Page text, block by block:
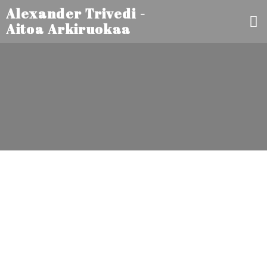
Alexander Trivedi -
Aitoa Arkiruokaa